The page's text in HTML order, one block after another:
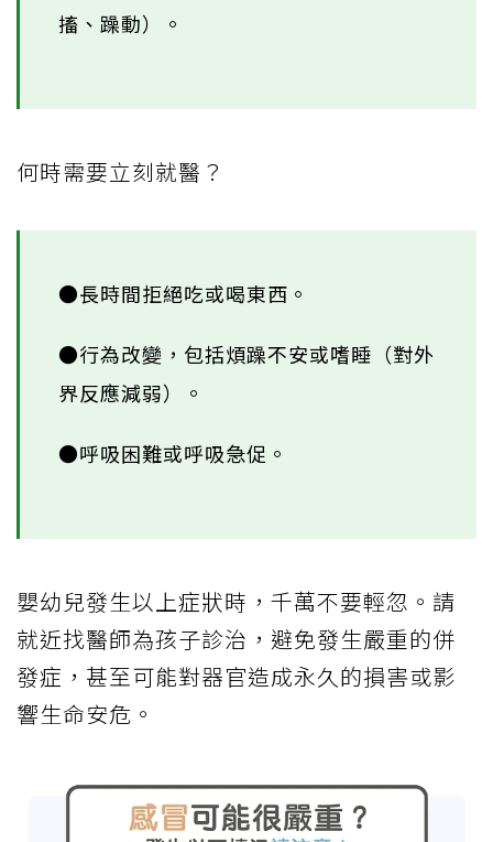
搐、躁動）。
何時需要立刻就醫？
●長時間拒絕吃或喝東西。
●行為改變，包括煩躁不安或嗜睡（對外
界反應減弱）。
●呼吸困難或呼吸急促。
嬰幼兒發生以上症狀時，千萬不要輕忽。請
就近找醫師為孩子診治，避免發生嚴重的併
發症，甚至可能對器官造成永久的損害或影
響生命安危。